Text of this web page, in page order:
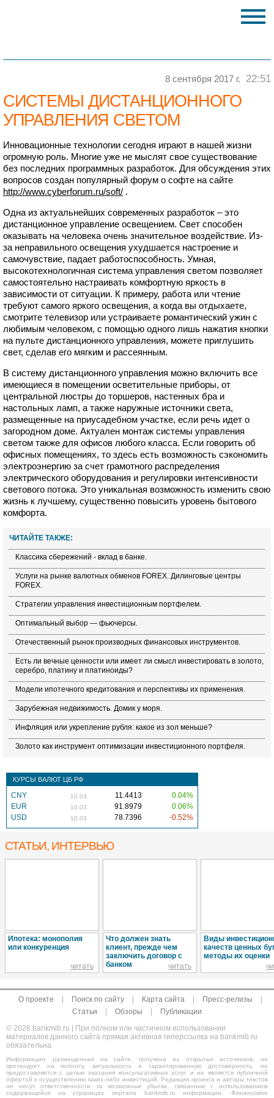
8 сентября 2017 г. 22:51
СИСТЕМЫ ДИСТАНЦИОННОГО
УПРАВЛЕНИЯ СВЕТОМ
Инновационные технологии сегодня играют в нашей жизни
огромную роль. Многие уже не мыслят свое существование
без последних программных разработок. Для обсуждения этих
вопросов создан популярный форум о софте на сайте
http://www.cyberforum.ru/soft/ .
Одна из актуальнейших современных разработок – это
дистанционное управление освещением. Свет способен
оказывать на человека очень значительное воздействие. Из-
за неправильного освещения ухудшается настроение и
самочувствие, падает работоспособность. Умная,
высокотехнологичная система управления светом позволяет
самостоятельно настраивать комфортную яркость в
зависимости от ситуации. К примеру, работа или чтение
требуют самого яркого освещения, а когда вы отдыхаете,
смотрите телевизор или устраиваете романтический ужин с
любимым человеком, с помощью одного лишь нажатия кнопки
на пульте дистанционного управления, можете приглушить
свет, сделав его мягким и рассеянным.
В систему дистанционного управления можно включить все
имеющиеся в помещении осветительные приборы, от
центральной люстры до торшеров, настенных бра и
настольных ламп, а также наружные источники света,
размещенные на приусадебном участке, если речь идет о
загородном доме. Актуален монтаж системы управления
светом также для офисов любого класса. Если говорить об
офисных помещениях, то здесь есть возможность сэкономить
электроэнергию за счет грамотного распределения
электрического оборудования и регулировки интенсивности
светового потока. Это уникальная возможность изменить свою
жизнь к лучшему, существенно повысить уровень бытового
комфорта.
ЧИТАЙТЕ ТАКЖЕ:
Классика сбережений - вклад в банке.
Услуги на рынке валютных обменов FOREX. Дилинговые центры
FOREX.
Стратегии управления инвестиционным портфелем.
Оптимальный выбор — фьючерсы.
Отечественный рынок производных финансовых инструментов.
Есть ли вечные ценности или имеет ли смысл инвестировать в золото,
серебро, платину и платиноиды?
Модели ипотечного кредитования и перспективы их применения.
Зарубежная недвижимость. Домик у моря.
Инфляция или укрепление рубля: какое из зол меньше?
Золото как инструмент оптимизации инвестиционного портфеля.
КУРСЫ ВАЛЮТ ЦБ РФ
CNY 10.03 11.4413
0.04%
EUR
10.03 91.8979
0.06%
USD
10.03 78.7396 -0.52%
СТАТЬИ, ИНТЕРВЬЮ
Ипотека: монополия
или конкуренция
читать
Что должен знать
клиент, прежде чем
заключить договор с
банком
читать
Виды
качеств ценных
методы их оценки
О проекте | Поиск по сайту | Карта сайта | Пресс-релизы
|
Статьи
| Обзоры |
Публикации
© 2026 bankmib.ru | При полном или частичном использовании
материалов данного сайта прямая активная гиперссылка на bankmib.ru
обязательна.
Информация, размещенная на сайте, получена из открытых источников, не
претендует на полноту, актуальность и гарантированную достоверность, не
предоставляется с целью оказания консультативных услуг и не является публичной
офертой к осуществлению каких-либо инвестиций. Редакция проекта и авторы текстов
не несут ответственности за возможные убытки, связанные с использованием
содержащейся на страницах портала bankmib.ru информации. Финансовое